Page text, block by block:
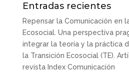
Entradas recientes
Repensar la Comunicación en
Ecosocial. Una perspectiva
integrar la teoría y la práctica
la Transición Ecosocial (TE).
revista Index Comunicación